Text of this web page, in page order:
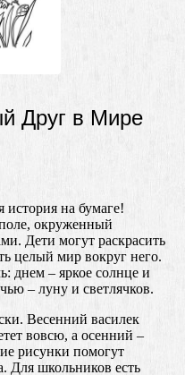
Друг в Мире
история на бумаге!
поле, окруженный
Дети могут раскрасить
целый мир вокруг него.
днем – яркое солнце и
– луну и светлячков.
Весенний василек
вовсю, а осенний –
рисунки помогут
Для школьников есть